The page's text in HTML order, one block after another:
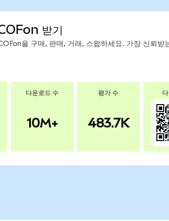
받기
을 구매, 판매, 거래, 스왑하세요. 가장 신뢰받
다운로드 수
10M+
평가 수
483.7K